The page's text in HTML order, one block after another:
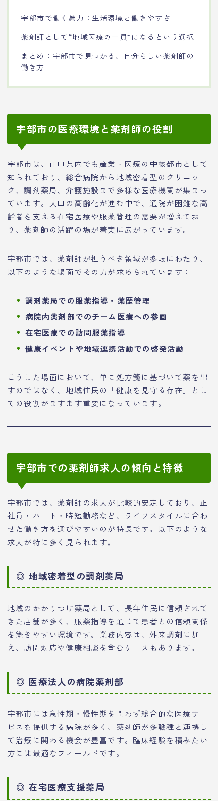
宇部市で働く魅力：生活環境と働きやすさ
薬剤師として“地域医療の一員”になるという選択
まとめ：宇部市で見つかる、自分らしい薬剤師の
働き方
宇部市の医療環境と薬剤師の役割
宇部市は、山口県内でも産業・医療の中核都市として
知られており、総合病院から地域密着型のクリニッ
ク、調剤薬局、介護施設まで多様な医療機関が集まっ
ています。人口の高齢化が進む中で、通院が困難な高
齢者を支える在宅医療や服薬管理の需要が増えてお
り、薬剤師の活躍の場が着実に広がっています。
宇部市では、薬剤師が担うべき領域が多岐にわたり、
以下のような場面でその力が求められています：
調剤薬局での服薬指導・薬歴管理
病院内薬剤部でのチーム医療への参画
在宅医療での訪問服薬指導
健康イベントや地域連携活動での啓発活動
こうした場面において、単に処方箋に基づいて薬を出
すのではなく、地域住民の「健康を見守る存在」とし
ての役割がますます重要になっています。
宇部市での薬剤師求人の傾向と特徴
宇部市では、薬剤師の求人が比較的安定しており、正
社員・パート・時短勤務など、ライフスタイルに合わ
せた働き方を選びやすいのが特長です。以下のような
求人が特に多く見られます。
◎ 地域密着型の調剤薬局
地域のかかりつけ薬局として、長年住民に信頼されて
きた店舗が多く、服薬指導を通じて患者との信頼関係
を築きやすい環境です。業務内容は、外来調剤に加
え、訪問対応や健康相談を含むケースもあります。
◎ 医療法人の病院薬剤部
宇部市には急性期・慢性期を問わず総合的な医療サー
ビスを提供する病院が多く、薬剤師が多職種と連携し
て治療に関わる機会が豊富です。臨床経験を積みたい
方には最適なフィールドです。
◎ 在宅医療支援薬局